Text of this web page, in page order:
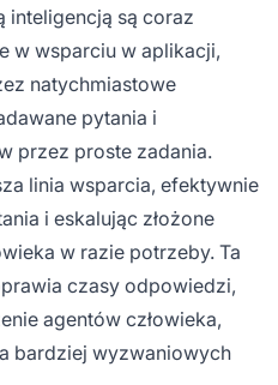
inteligencją są coraz
w wsparciu w aplikacji,
natychmiastowe
pytania i
przez proste zadania.
linia wsparcia, efektywnie
i eskalując złożone
w razie potrzeby. Ta
czasy odpowiedzi,
agentów człowieka,
bardziej wyzwaniowych